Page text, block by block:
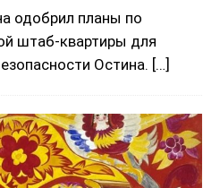
одобрил планы по
штаб-квартиры для
Остина. […]